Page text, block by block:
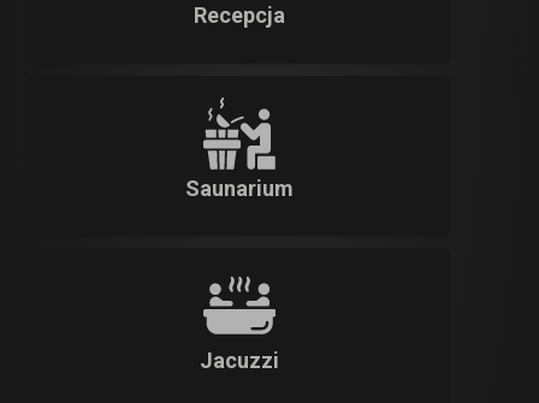
Recepcja
Saunarium
Jacuzzi